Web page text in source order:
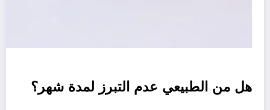
هل من الطبيعي عدم التبرز لمدة شهر؟